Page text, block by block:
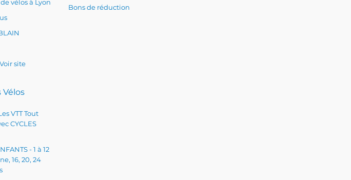
vélos à Lyon
site
Vélos
VTT Tout
CYCLES
- 1 à 12
16, 20, 24
Bons de réduction